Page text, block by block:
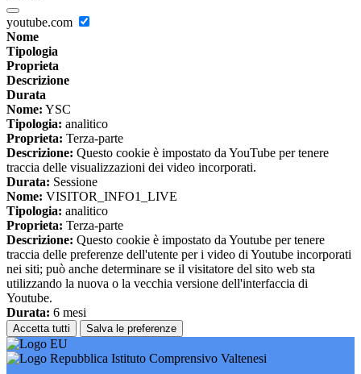
youtube.com
Nome
Tipologia
Proprieta
Descrizione
Durata
Nome: YSC
Tipologia: analitico
Proprieta: Terza-parte
Descrizione: Questo cookie è impostato da YouTube per tenere
traccia delle visualizzazioni dei video incorporati.
Durata: Sessione
Nome: VISITOR_INFO1_LIVE
Tipologia: analitico
Proprieta: Terza-parte
Descrizione: Questo cookie è impostato da Youtube per tenere
traccia delle preferenze dell'utente per i video di Youtube incorporati
nei siti; può anche determinare se il visitatore del sito web sta
utilizzando la nuova o la vecchia versione dell'interfaccia di
Youtube.
Durata: 6 mesi
Accetta tutti Salva le preferenze
Istituto Comprensivo Valtenesi